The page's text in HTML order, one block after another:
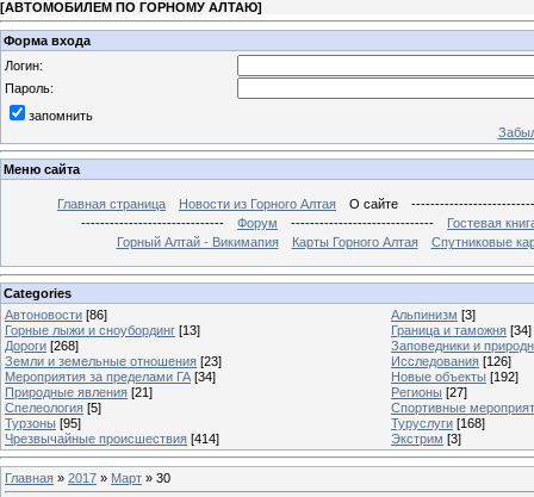
[АВТОМОБИЛЕМ ПО ГОРНОМУ АЛТАЮ]
Форма входа
Логин:
Пароль:
запомнить
Меню сайта
Главная страница Новости из Горного Алтая О сайте
------------------------------
Форум ------------------------------
Гостевая
Горный Алтай - Викимапия
Карты Горного Алтая Спутниковые
Categories
Автоновости [86] Альпинизм [3]
Горные лыжи и сноубординг [13] Граница и таможня [34]
Дороги [268]
Заповедники и
Земли и земельные отношения [23] Исследования [126]
Мероприятия за пределами ГА [34] Новые объекты [192]
Природные явления [21] Регионы [27]
Спелеология [5]
Спортивные
Турзоны [95] Туруслуги [168]
Чрезвычайные происшествия [414] Экстрим [3]
Главная » 2017 » Март » 30